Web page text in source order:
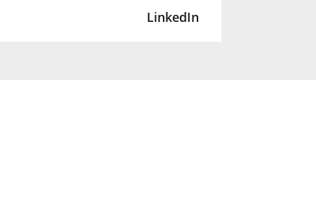
LinkedIn